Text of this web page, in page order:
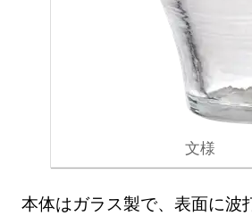
文様
本体はガラス製で、表面に波